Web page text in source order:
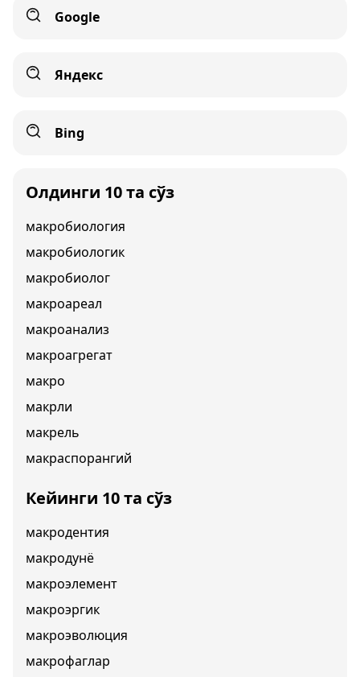
Google
Яндекс
Bing
Олдинги 10 та сўз
макробиология
макробиологик
макробиолог
макроареал
макроанализ
макроагрегат
макро
макрли
макрель
макраспорангий
Кейинги 10 та сўз
макродентия
макродунё
макроэлемент
макроэргик
макроэволюция
макрофаглар